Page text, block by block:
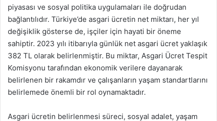
piyasası ve sosyal politika uygulamaları ile doğrudan
bağlantılıdır. Türkiye’de asgari ücretin net miktarı, her yıl
değişiklik gösterse de, işçiler için hayati bir öneme
sahiptir. 2023 yılı itibarıyla günlük net asgari ücret yaklaşık
382 TL olarak belirlenmiştir. Bu miktar, Asgari Ücret Tespit
Komisyonu tarafından ekonomik verilere dayanarak
belirlenen bir rakamdır ve çalışanların yaşam standartlarını
belirlemede önemli bir rol oynamaktadır.
Asgari ücretin belirlenmesi süreci, sosyal adalet, yaşam